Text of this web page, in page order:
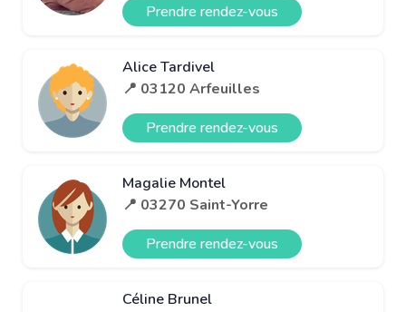
Prendre rendez-vous
Alice Tardivel
📍 03120 Arfeuilles
Prendre rendez-vous
Magalie Montel
📍 03270 Saint-Yorre
Prendre rendez-vous
Céline Brunel